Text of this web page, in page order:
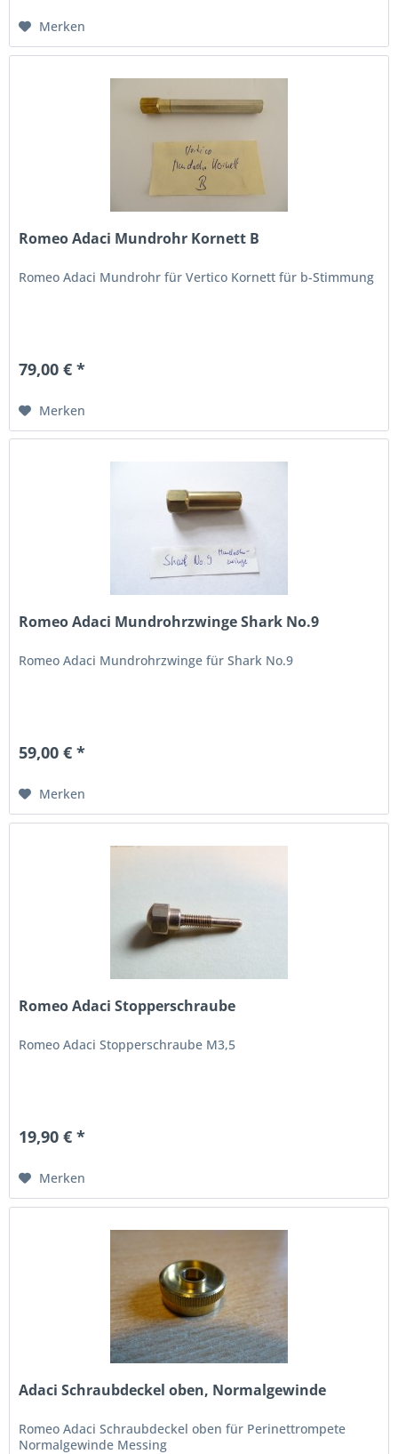
Merken
Romeo Adaci Mundrohr Kornett B
Romeo Adaci Mundrohr für Vertico Kornett für b-Stimmung
79,00 € *
Merken
Romeo Adaci Mundrohrzwinge Shark No.9
Romeo Adaci Mundrohrzwinge für Shark No.9
59,00 € *
Merken
Romeo Adaci Stopperschraube
Romeo Adaci Stopperschraube M3,5
19,90 € *
Merken
Adaci Schraubdeckel oben, Normalgewinde
Romeo Adaci Schraubdeckel oben für Perinettrompete
Normalgewinde Messing